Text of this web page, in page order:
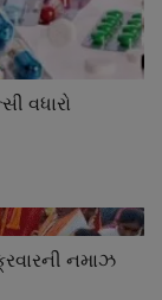
વધારો
નમાઝ